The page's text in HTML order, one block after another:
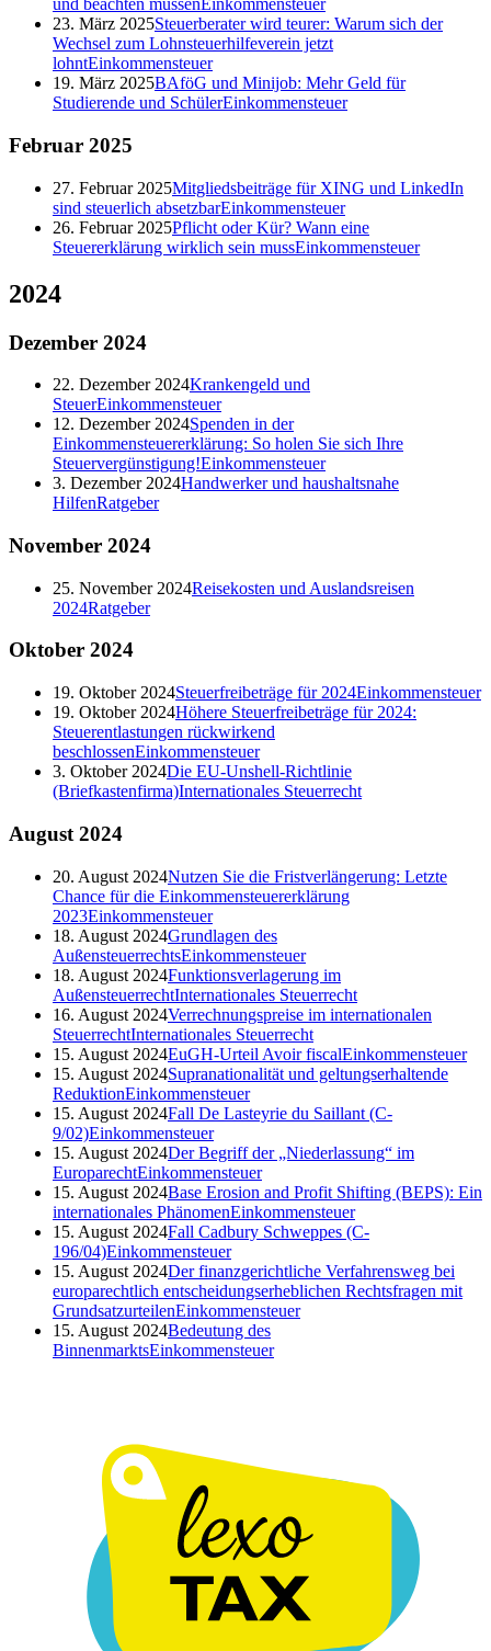
und beachten müssen Einkommensteuer
23. März 2025Steuerberater wird teurer: Warum sich der
Wechsel zum Lohnsteuerhilfeverein jetzt
lohntEinkommensteuer
19. März 2025BAföG und Minijob: Mehr Geld für
Studierende und SchülerEinkommensteuer
Februar 2025
27. Februar 2025Mitgliedsbeiträge für XING und LinkedIn
sind steuerlich absetzbarEinkommensteuer
26. Februar 2025Pflicht oder Kür? Wann eine
Steuererklärung wirklich sein mussEinkommensteuer
2024
Dezember 2024
22. Dezember 2024Krankengeld und
SteuerEinkommensteuer
12. Dezember 2024Spenden in der
Einkommensteuererklärung: So holen Sie sich Ihre
Steuervergünstigung!Einkommensteuer
3. Dezember 2024Handwerker und haushaltsnahe
HilfenRatgeber
November 2024
25. November 2024Reisekosten und Auslandsreisen
2024Ratgeber
Oktober 2024
19. Oktober 2024Steuerfreibeträge für 2024Einkommensteuer
19. Oktober 2024Höhere Steuerfreibeträge für 2024:
Steuerentlastungen rückwirkend
beschlossenEinkommensteuer
3. Oktober 2024Die EU-Unshell-Richtlinie
(Briefkastenfirma)Internationales Steuerrecht
August 2024
20. August 2024Nutzen Sie die Fristverlängerung: Letzte
Chance für die Einkommensteuererklärung
2023Einkommensteuer
18. August 2024Grundlagen des
AußensteuerrechtsEinkommensteuer
18. August 2024Funktionsverlagerung im
AußensteuerrechtInternationales Steuerrecht
16. August 2024Verrechnungspreise im internationalen
SteuerrechtInternationales Steuerrecht
15. August 2024EuGH-Urteil Avoir fiscalEinkommensteuer
15. August 2024Supranationalität und geltungserhaltende
ReduktionEinkommensteuer
15. August 2024Fall De Lasteyrie du Saillant (C-
9/02)Einkommensteuer
15. August 2024Der Begriff der „Niederlassung“ im
EuroparechtEinkommensteuer
15. August 2024Base Erosion and Profit Shifting (BEPS): Ein
internationales PhänomenEinkommensteuer
15. August 2024Fall Cadbury Schweppes (C-
196/04)Einkommensteuer
15. August 2024Der finanzgerichtliche Verfahrensweg bei
europarechtlich entscheidungserheblichen Rechtsfragen mit
GrundsatzurteilenEinkommensteuer
15. August 2024Bedeutung des
BinnenmarktsEinkommensteuer